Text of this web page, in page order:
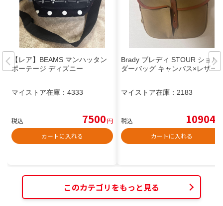
【レア】BEAMS マンハッタン
ポーテージ ディズニー
マイストア在庫： 4333
税込 7500円
カートに入れる
Brady ブレディ STOUR ショル
ダーバッグ キャンバス×レザー
マイストア在庫： 2183
税込 10904
カートに入れる
このカテゴリをもっと見る